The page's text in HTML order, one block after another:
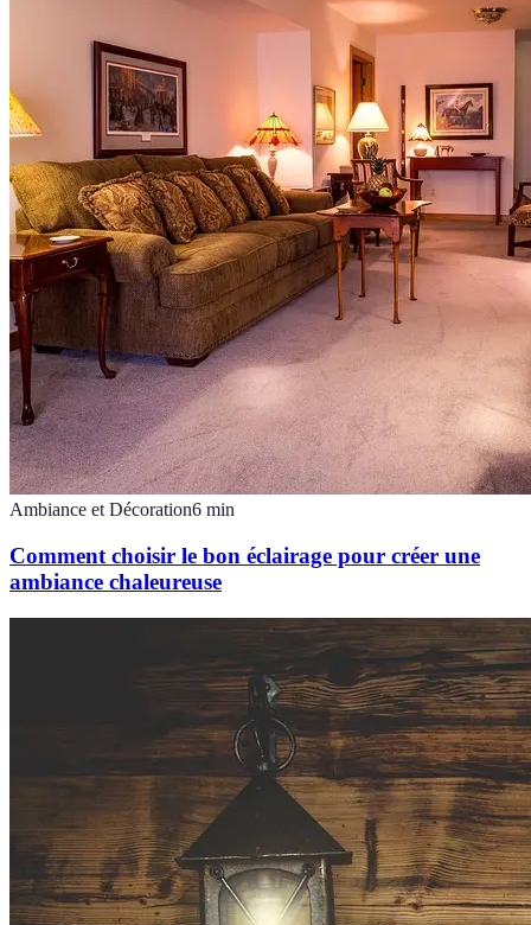
Ambiance et Décoration6 min
Comment choisir le bon éclairage pour créer une
ambiance chaleureuse